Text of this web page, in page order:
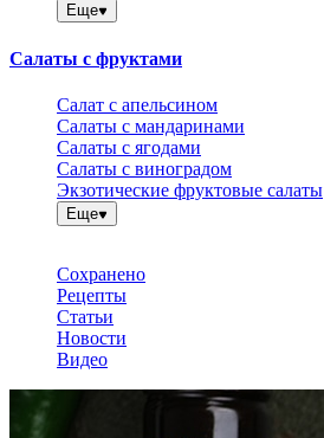
Еще
Салаты с фруктами
Салат с апельсином
Салаты с мандаринами
Салаты с ягодами
Салаты с виноградом
Экзотические фруктовые салаты
Еще
Сохранено
Рецепты
Статьи
Новости
Видео